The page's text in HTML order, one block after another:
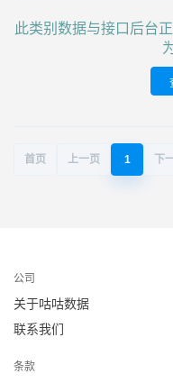
此类别数据与接口后台
首页 上一页 1 下
公司
关于咕咕数据
联系我们
条款